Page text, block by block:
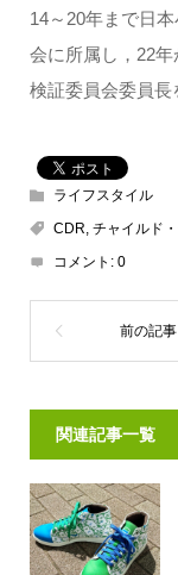
14～20年まで日
会に所属し，22
検証委員会委員長
ライフスタイル
CDR チャイルド
コメント: 0
関連記事一覧